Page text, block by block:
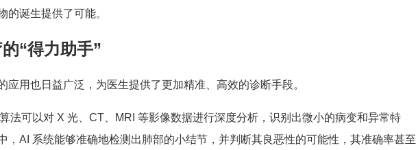
的诞生提供了可能。
“得力助手”
应用也日益广泛，为医生提供了更加精准、高效的诊断手段。
法可以对 X 光、CT、MRI 等影像数据进行深度分析，识别出微小的病变和异常特
，AI 系统能够准确地检测出肺部的小结节，并判断其良恶性的可能性，其准确率甚至